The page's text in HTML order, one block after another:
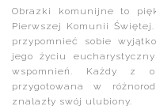
Obrazki komunijne to
Pierwszej Komunii
przypomnieć sobie
jego życiu
wspomnień. Każdy z
przygotowana w
znalazły swój ulubiony.